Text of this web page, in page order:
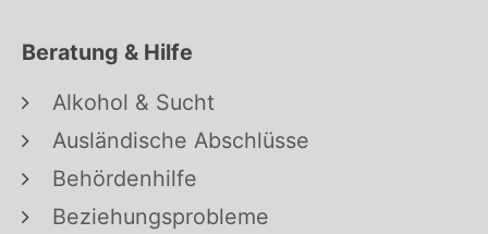
Beratung & Hilfe
Alkohol & Sucht
Ausländische Abschlüsse
Behördenhilfe
Beziehungsprobleme